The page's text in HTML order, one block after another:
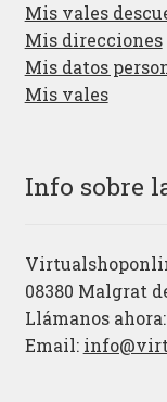
Mis vales
Mis direcciones
Mis datos
Mis vales
Info sobre
08380 Malgrat
Llámanos ahora:
Email: